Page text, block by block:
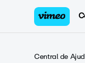
Central de